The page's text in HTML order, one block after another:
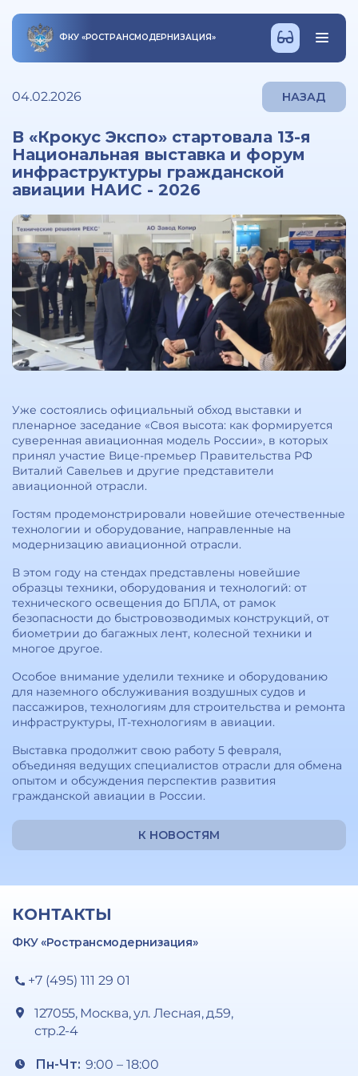
ФКУ «РОСТРАНСМОДЕРНИЗАЦИЯ»
04.02.2026 НАЗАД
В «Крокус Экспо» стартовала 13-я
Национальная выставка и форум
инфраструктуры гражданской
авиации НАИС - 2026
Уже состоялись официальный обход выставки и
пленарное заседание «Своя высота: как формируется
суверенная авиационная модель России», в которых
принял участие Вице-премьер Правительства РФ
Виталий Савельев и другие представители
авиационной отрасли.
Гостям продемонстрировали новейшие отечественные
технологии и оборудование, направленные на
модернизацию авиационной отрасли.
В этом году на стендах представлены новейшие
образцы техники, оборудования и технологий: от
технического освещения до БПЛА, от рамок
безопасности до быстровозводимых конструкций, от
биометрии до багажных лент, колесной техники и
многое другое.
Особое внимание уделили технике и оборудованию
для наземного обслуживания воздушных судов и
пассажиров, технологиям для строительства и ремонта
инфраструктуры, IT-технологиям в авиации.
Выставка продолжит свою работу 5 февраля,
объединяя ведущих специалистов отрасли для обмена
опытом и обсуждения перспектив развития
гражданской авиации в России.
К НОВОСТЯМ
КОНТАКТЫ
ФКУ «Ространсмодернизация»
+7 (495) 111 29 01
127055, Москва, ул. Лесная, д.59,
стр.2-4
Пн-Чт: 9:00 – 18:00